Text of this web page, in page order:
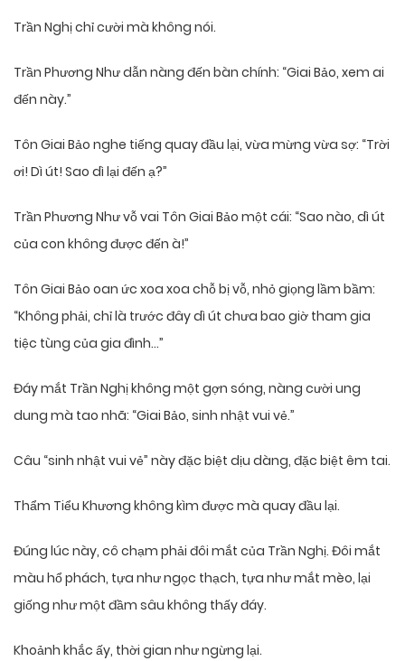
Trần Nghị chỉ cười mà không nói.
Trần Phương Như dẫn nàng đến bàn chính: “Giai Bảo, xem ai
đến này.”
Tôn Giai Bảo nghe tiếng quay đầu lại, vừa mừng vừa sợ: “Trời
ơi! Dì út! Sao dì lại đến ạ?”
Trần Phương Như vỗ vai Tôn Giai Bảo một cái: “Sao nào, dì út
của con không được đến à!”
Tôn Giai Bảo oan ức xoa xoa chỗ bị vỗ, nhỏ giọng lầm bầm:
“Không phải, chỉ là trước đây dì út chưa bao giờ tham gia
tiệc tùng của gia đình…”
Đáy mắt Trần Nghị không một gợn sóng, nàng cười ung
dung mà tao nhã: “Giai Bảo, sinh nhật vui vẻ.”
Câu “sinh nhật vui vẻ” này đặc biệt dịu dàng, đặc biệt êm tai.
Thẩm Tiểu Khương không kìm được mà quay đầu lại.
Đúng lúc này, cô chạm phải đôi mắt của Trần Nghị. Đôi mắt
màu hổ phách, tựa như ngọc thạch, tựa như mắt mèo, lại
giống như một đầm sâu không thấy đáy.
Khoảnh khắc ấy, thời gian như ngừng lại.